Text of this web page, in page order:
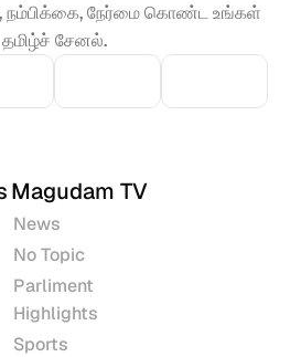
நம்பிக்கை, நேர்மை கொண்ட உங்கள்
தமிழ்ச் சேனல்.
Magudam TV
News
No Topic
Parliment
Highlights
Sports